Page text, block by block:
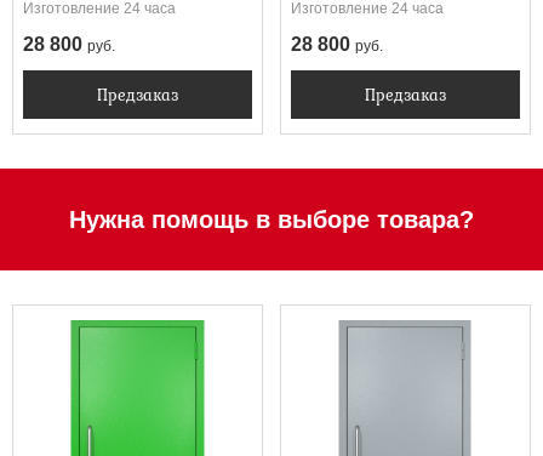
Изготовление 24 часа
28 800 руб.
Предзаказ
Изготовление 24 часа
28 800 руб.
Предзаказ
Нужна помощь в выборе товара?